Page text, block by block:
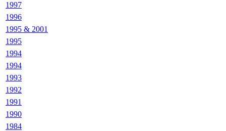
1997
1996
1995 & 2001
1995
1994
1994
1993
1992
1991
1990
1984